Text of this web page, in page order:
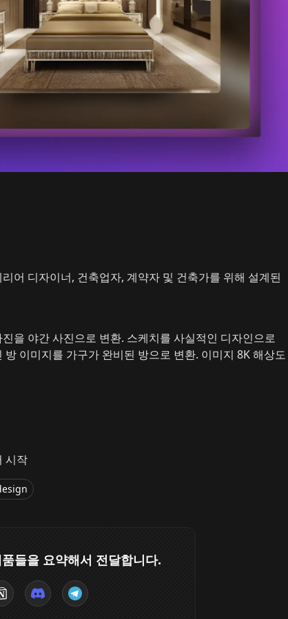
어 디자이너, 건축업자, 계약자 및 건축가를 위해 설계된
을 야간 사진으로 변환. 스케치를 사실적인 디자인으로
이미지를 가구가 완비된 방으로 변환. 이미지 8K 해상도
시작
들을 요약해서 전달합니다.